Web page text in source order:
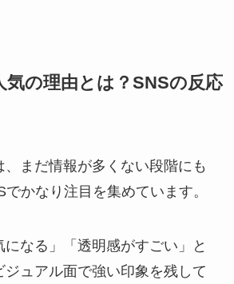
気の理由とは？SNSの反応
まだ情報が多くない段階にも
かなり注目を集めています。
なる」「透明感がすごい」と
ジュアル面で強い印象を残して